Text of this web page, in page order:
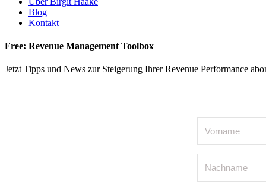
Blog
Kontakt
Free: Revenue Management Toolbox
Jetzt Tipps und News zur Steigerung Ihrer Revenue Performance